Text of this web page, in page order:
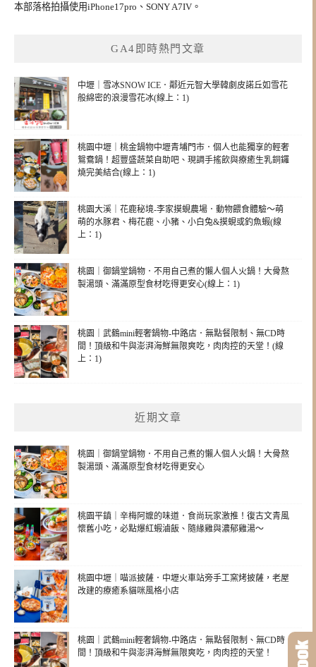
本部落格拍攝使用iPhone17pro、SONY A7IV。
GA4即時熱門文章
中壢｜雪冰SNOW ICE．鄰近元智大學韓劇皮諾丘如雪花
般綿密的浪漫雪花冰(線上：1)
桃園中壢｜桃金鍋物中壢青埔門市．個人也能獨享的輕奢
鴛鴦鍋！超豐盛蔬菜自助吧、現調手搖飲與療癒生乳銅鑼
燒完美結合(線上：1)
桃園大溪｜花鹿秘境-李家摸蜆農場．動物餵食體驗～萌
萌的水豚君、梅花鹿、小豬、小白兔&摸蜆或釣魚蝦(線
上：1)
桃園｜御鍋堂鍋物．不用自己煮的懶人個人火鍋！大骨熬
製湯頭、滿滿原型食材吃得更安心(線上：1)
桃園｜武鶴mini輕奢鍋物-中路店．無點餐限制、無CD時
間！頂級和牛與澎湃海鮮無限爽吃，肉肉控的天堂！(線
上：1)
近期文章
桃園｜御鍋堂鍋物．不用自己煮的懶人個人火鍋！大骨熬
製湯頭、滿滿原型食材吃得更安心
桃園平鎮｜辛梅阿嬤的味道．食尚玩家激推！復古文青風
懷舊小吃，必點爆紅蝦滷飯、隨緣雞與濃郁雞湯～
桃園中壢｜喵派披薩．中壢火車站旁手工窯烤披薩，老屋
改建的療癒系貓咪風格小店
桃園｜武鶴mini輕奢鍋物-中路店．無點餐限制、無CD時
間！頂級和牛與澎湃海鮮無限爽吃，肉肉控的天堂！